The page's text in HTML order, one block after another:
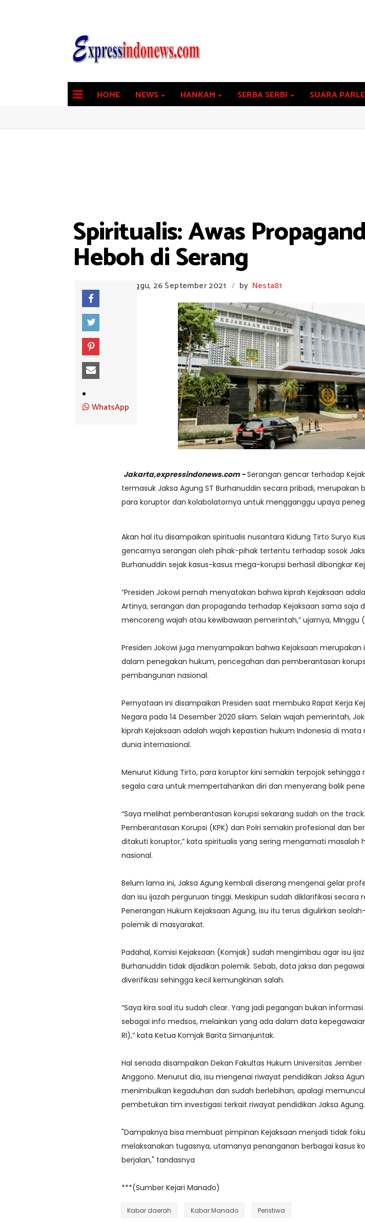
HOME NEWS HANKAM SERBA SERBI SUARA
Spiritualis: Awas
Heboh di Serang
Minggu, 26 September 2021 / by Nesta81
WhatsApp
Jakarta,expressindonews.com -Serangan gencar terhadap
termasuk Jaksa Agung ST Burhanuddin secara pribadi, merupakan
para koruptor dan kolabolatornya untuk mengganggu upaya
Akan hal itu disampaikan spiritualis nusantara Kidung Tirto Suryo
gencarnya serangan oleh pihak-pihak tertentu terhadap sosok
Burhanuddin sejak kasus-kasus mega-korupsi berhasil dibongkar
“Presiden Jokowi pernah menyatakan bahwa kiprah Kejaksaan
Artinya, serangan dan propaganda terhadap Kejaksaan sama saja
mencoreng wajah atau kewibawaan pemerintah,” ujarnya, MInggu
Presiden Jokowi juga menyampaikan bahwa Kejaksaan
dalam penegakan hukum, pencegahan dan pemberantasan
pembangunan nasional.
Pernyataan ini disampaikan Presiden saat membuka Rapat Kerja
Negara pada 14 Desember 2020 silam. Selain wajah pemerintah,
kiprah Kejaksaan adalah wajah kepastian hukum Indonesia di
dunia internasional.
Menurut Kidung Tirto, para koruptor kini semakin terpojok sehingga
segala cara untuk mempertahankan diri dan menyerang balik
“Saya melihat pemberantasan korupsi sekarang sudah on the
Pemberantasan Korupsi (KPK) dan Polri semakin profesional dan
ditakuti koruptor,” kata spiritualis yang sering mengamati masalah
nasional.
Belum lama ini, Jaksa Agung kembali diserang mengenai gelar
dan isu ijazah perguruan tinggi. Meskipun sudah diklarifikasi secara
Penerangan Hukum Kejaksaan Agung, isu itu terus digulirkan
polemik di masyarakat.
Padahal, Komisi Kejaksaan (Komjak) sudah mengimbau agar isu
Burhanuddin tidak dijadikan polemik. Sebab, data jaksa dan
diverifikasi sehingga kecil kemungkinan salah.
“Saya kira soal itu sudah clear. Yang jadi pegangan bukan
sebagai info medsos, melainkan yang ada dalam data
RI),” kata Ketua Komjak Barita Simanjuntak.
Hal senada disampaikan Dekan Fakultas Hukum Universitas Jember
Anggono. Menurut dia, isu mengenai riwayat pendidikan Jaksa
menimbulkan kegaduhan dan sudah berlebihan, apalagi
pembetukan tim investigasi terkait riwayat pendidikan Jaksa Agung.
"Dampaknya bisa membuat pimpinan Kejaksaan menjadi tidak
melaksanakan tugasnya, utamanya penanganan berbagai kasus
berjalan," tandasnya
***(Sumber Kejari Manado)
Kabar daerah Kabar Manado Peristiwa